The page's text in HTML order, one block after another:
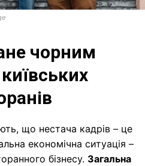
чорним
що нестача кадрів – це
економічна ситуація –
бізнесу. Загальна